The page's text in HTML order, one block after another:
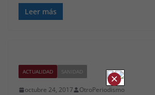
Leer más
ACTUALIDAD SANIDAD
octubre 24, 2017 OtroPeriodismo
×